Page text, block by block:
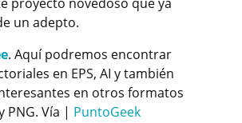
un adepto.
. Aquí podremos encontrar
en EPS, AI y también
en otros formatos
PNG. Vía | PuntoGeek